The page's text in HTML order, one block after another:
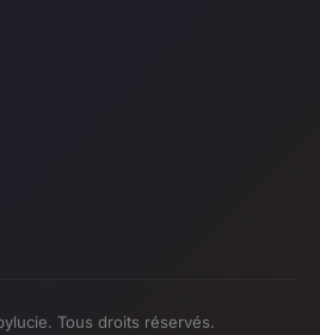
Tous droits réservés.